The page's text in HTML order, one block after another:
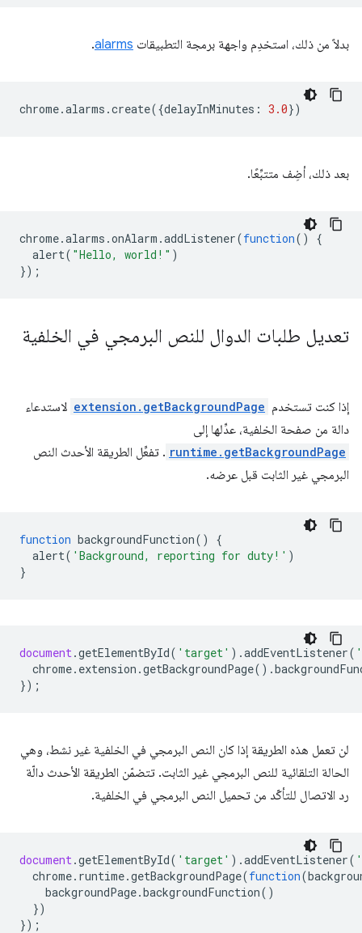
بدلاً من ذلك، استخدِم واجهة برمجة التطبيقات alarms
.
chrome.alarms .create({delayInMinutes : 3.0})
بعد ذلك، أضِف متتبِّعًا.
chrome.alarms .onAlarm .addListener(function()
{
alert( "Hello, world!" )
});
تعديل طلبات الدوال للنص البرمجي في الخلفية
إذا كنت تستخدم extension.getBackgroundPage لاستدعاء
دالة من صفحة الخلفية، عدِّلها إلى
runtime.getBackgroundPage . تفعِّل الطريقة الأحدث النص
البرمجي غير الثابت قبل عرضه.
function backgroundFunction()
{
alert( 'Background, reporting for duty!' )
}
document.getElementById( 'target' ).addEventListener(
chrome. extension .getBackgroundPage().
});
لن تعمل هذه الطريقة إذا كان النص البرمجي في الخلفية غير نشط، وهي
الحالة التلقائية للنص البرمجي غير الثابت. تتضمّن الطريقة الأحدث دالّة
رد الاتصال للتأكّد من تحميل النص البرمجي في الخلفية.
document.getElementById( 'target' ).addEventListener(
chrome. runtime.getBackgroundPage(function(
backgroundPage.backgroundFunction()
})
});